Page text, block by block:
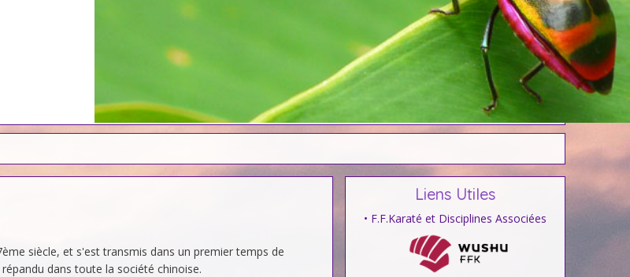
siècle, et s'est transmis dans un premier temps de
dans toute la société chinoise.
Liens Utiles
• F.F.Karaté et Disciplines Associées